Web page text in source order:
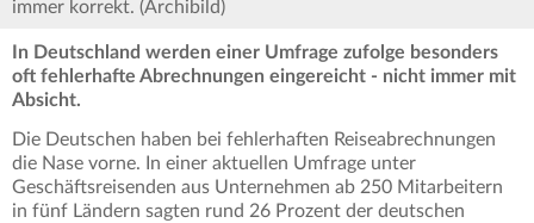
immer korrekt. (Archibild)
In Deutschland werden einer Umfrage zufolge besonders
oft fehlerhafte Abrechnungen eingereicht - nicht immer mit
Absicht.
Die Deutschen haben bei fehlerhaften Reiseabrechnungen
die Nase vorne. In einer aktuellen Umfrage unter
Geschäftsreisenden aus Unternehmen ab 250 Mitarbeitern
in fünf Ländern sagten rund 26 Prozent der deutschen